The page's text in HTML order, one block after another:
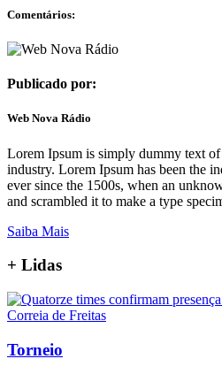
Comentários:
Publicado por:
Web Nova Rádio
Lorem Ipsum is simply dummy text
industry. Lorem Ipsum has been the
ever since the 1500s, when an
and scrambled it to make a type
Saiba Mais
+ Lidas
Torneio